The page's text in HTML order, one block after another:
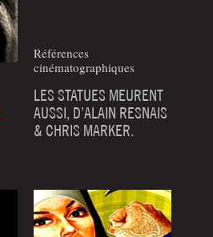
Références
cinématographiques
LES STATUES MEURENT
AUSSI, D’ALAIN RESNAIS
& CHRIS MARKER.